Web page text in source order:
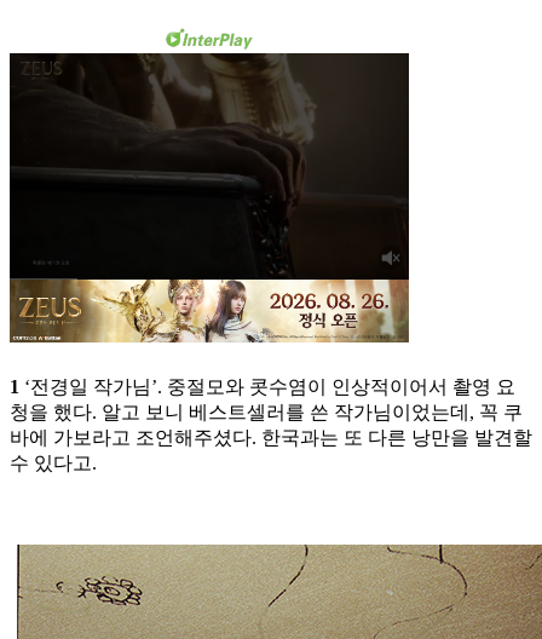
1 ‘전경일 작가님’. 중절모와 콧수염이 인상적이어서 촬영 요
청을 했다. 알고 보니 베스트셀러를 쓴 작가님이었는데, 꼭 쿠
바에 가보라고 조언해주셨다. 한국과는 또 다른 낭만을 발견할
수 있다고.